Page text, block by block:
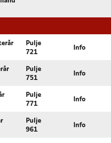
Pulje
721
Info
Pulje
751
Info
Pulje
771
Info
Pulje
961
Info